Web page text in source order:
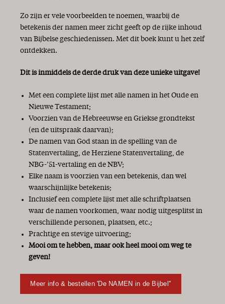
Zo zijn er vele voorbeelden te noemen, waarbij de
betekenis der namen meer zicht geeft op de rijke inhoud
van Bijbelse geschiedenissen. Met dit boek kunt u het zelf
ontdekken.
Dit is inmiddels de derde druk van deze unieke uitgave!
Met een complete lijst met alle namen in het Oude en
Nieuwe Testament;
Voorzien van de Hebreeuwse en Griekse grondtekst
(en de uitspraak daarvan);
De namen van God staan in de spelling van de
Statenvertaling, de Herziene Statenvertaling, de
NBG-’51-vertaling en de NBV;
Elke naam is voorzien van een betekenis, dan wel
waarschijnlijke betekenis;
Inclusief een complete lijst met alle schriftplaatsen
waar de namen voorkomen, waar nodig uitgesplitst in
verschillende personen, plaatsen, etc.;
Prachtige en stevige uitvoering;
Mooi om te hebben, maar ook heel mooi om weg te
geven!
Meer info & bestellen 'De NAMEN in de Bijbel''